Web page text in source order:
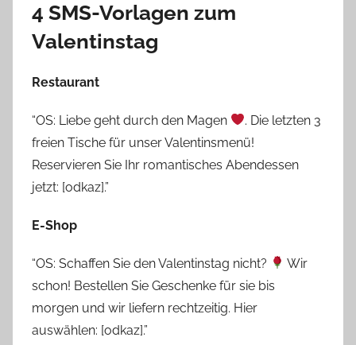
4 SMS-Vorlagen zum
Valentinstag
Restaurant
“OS: Liebe geht durch den Magen
. Die letzten 3
freien Tische für unser Valentinsmenü!
Reservieren Sie Ihr romantisches Abendessen
jetzt: [odkaz].”
E-Shop
“OS: Schaffen Sie den Valentinstag nicht?
Wir
schon! Bestellen Sie Geschenke für sie bis
morgen und wir liefern rechtzeitig. Hier
auswählen: [odkaz].”